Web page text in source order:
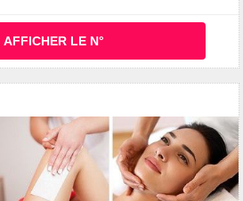
AFFICHER LE N°